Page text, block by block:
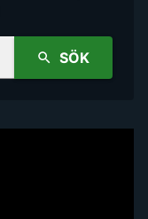
SÖK